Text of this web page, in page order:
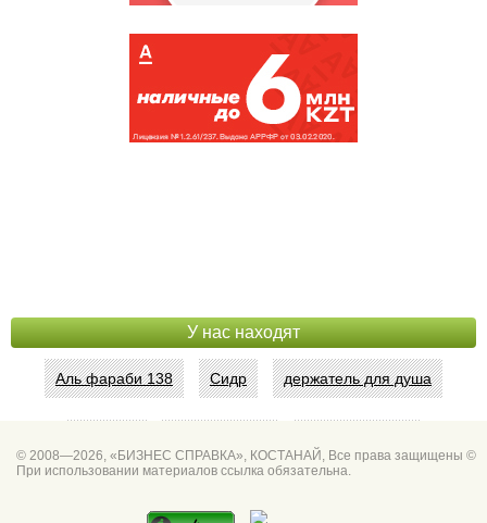
У нас находят
Аль фараби 138 Сидр держатель для душа
© 2008—2026, «БИЗНЕС СПРАВКА», КОСТАНАЙ, Все права защищены ©
При использовании материалов ссылка обязательна.